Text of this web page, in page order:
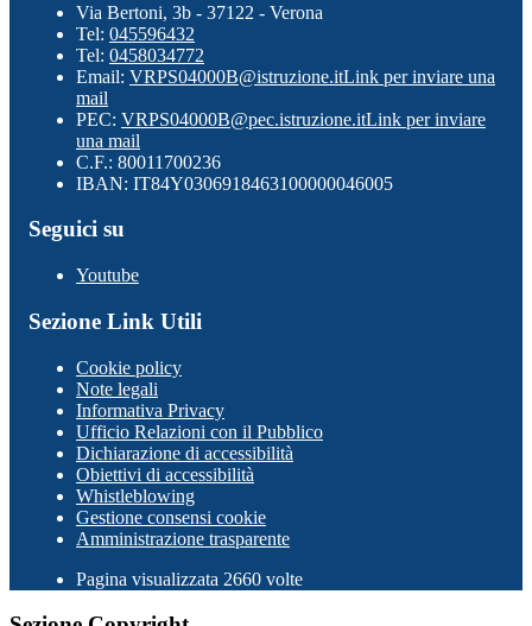
Via Bertoni, 3b - 37122 - Verona
Tel: 045596432
Tel: 0458034772
Email: VRPS04000B@istruzione.itLink per inviare una
mail
PEC: VRPS04000B@pec.istruzione.itLink per inviare
una mail
C.F.: 80011700236
IBAN: IT84Y0306918463100000046005
Seguici su
Youtube
Sezione Link Utili
Cookie policy
Note legali
Informativa Privacy
Ufficio Relazioni con il Pubblico
Dichiarazione di accessibilità
Obiettivi di accessibilità
Whistleblowing
Gestione consensi cookie
Amministrazione trasparente
Pagina visualizzata 2660 volte